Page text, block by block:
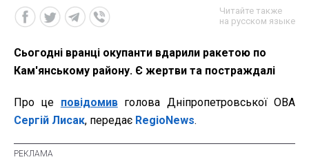
Читайте также
на русском языке
Сьогодні вранці окупанти вдарили ракетою по
Кам'янському району. Є жертви та постраждалі
Про це повідомивголова Дніпропетровської ОВА
Сергій Лисак, передає RegioNews.